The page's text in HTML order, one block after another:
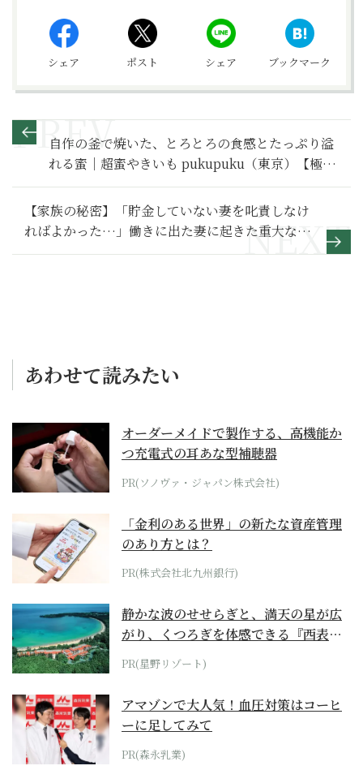
シェア ポスト シェア ブックマーク
自作の釜で焼いた、とろとろの食感とたっぷり溢
れる蜜｜超蜜やきいも pukupuku（東京）【極上
の焼き芋】
【家族の秘密】「貯金していない妻を叱責しなけ
ればよかった…」働きに出た妻に起きた重大な変
化～その２～
あわせて読みたい
オーダーメイドで製作する、高機能か
つ充電式の耳あな型補聴器
PR(ソノヴァ・ジャパン株式会社)
「金利のある世界」の新たな資産管理
のあり方とは？
PR(株式会社北九州銀行)
静かな波のせせらぎと、満天の星が広
がり、くつろぎを体感できる『西表島
ホテル by...
PR(星野リゾート)
アマゾンで大人気！血圧対策はコーヒ
ーに足してみて
PR(森永乳業)